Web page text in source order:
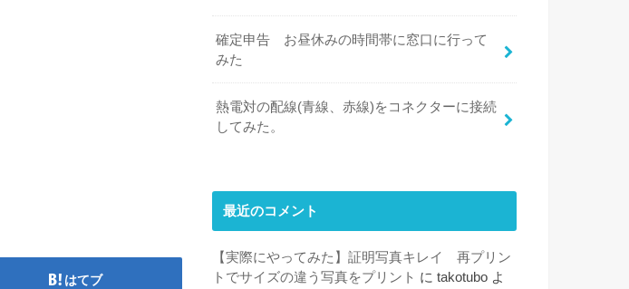
はてブ
確定申告 お昼休みの時間帯に窓口に行って
みた
熱電対の配線(青線、赤線)をコネクターに接続
してみた。
最近のコメント
【実際にやってみた】証明写真キレイ 再プリン
トでサイズの違う写真をプリント に takotubo よ